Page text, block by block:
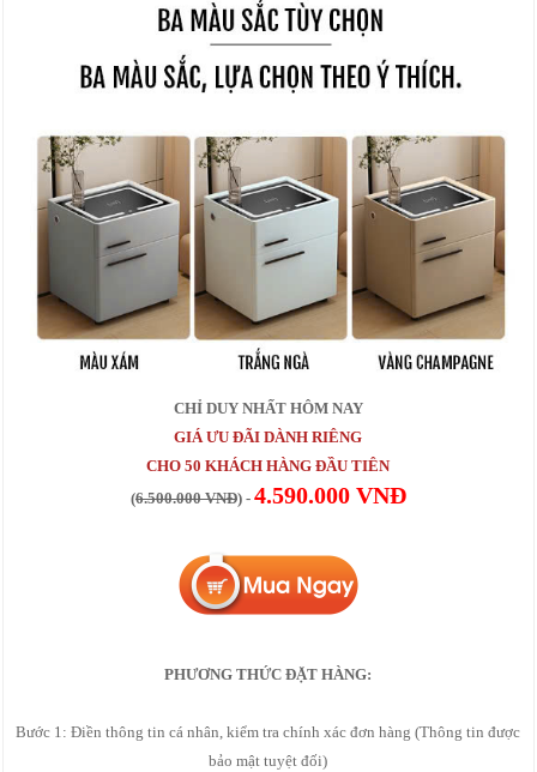
CHỈ DUY NHẤT HÔM NAY
GIÁ ƯU ĐÃI DÀNH RIÊNG
CHO 50 KHÁCH HÀNG ĐẦU TIÊN
(6.500.000 VNĐ) - 4.590.000 VNĐ
PHƯƠNG THỨC ĐẶT HÀNG:
Bước 1: Điền thông tin cá nhân, kiểm tra chính xác đơn hàng (Thông tin được
bảo mật tuyệt đối)